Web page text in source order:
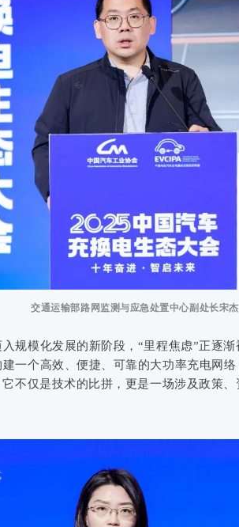
交通运输部路网监测与应急处置中心副处长宋杰
规模化发展的新阶段，“里程焦虑”正逐
一个高效、便捷、可靠的大功率充电网
不仅是技术的比拼，更是一场涉及政策